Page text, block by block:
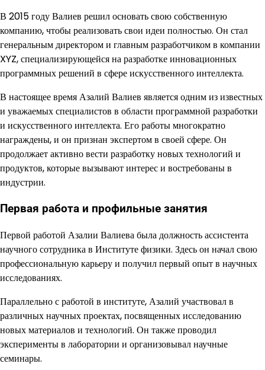
В 2015 году Валиев решил основать свою собственную
компанию, чтобы реализовать свои идеи полностью. Он стал
генеральным директором и главным разработчиком в компании
XYZ, специализирующейся на разработке инновационных
программных решений в сфере искусственного интеллекта.
В настоящее время Азалий Валиев является одним из известных
и уважаемых специалистов в области программной разработки
и искусственного интеллекта. Его работы многократно
награждены, и он признан экспертом в своей сфере. Он
продолжает активно вести разработку новых технологий и
продуктов, которые вызывают интерес и востребованы в
индустрии.
Первая работа и профильные занятия
Первой работой Азалии Валиева была должность ассистента
научного сотрудника в Институте физики. Здесь он начал свою
профессиональную карьеру и получил первый опыт в научных
исследованиях.
Параллельно с работой в институте, Азалий участвовал в
различных научных проектах, посвященных исследованию
новых материалов и технологий. Он также проводил
эксперименты в лаборатории и организовывал научные
семинары.